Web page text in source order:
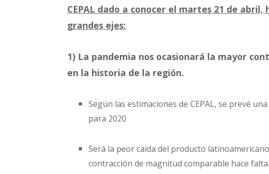
CEPAL dado a conocer el martes 21 de
grandes ejes:
1) La pandemia nos ocasionará la mayor
en la historia de la región.
Según las estimaciones de CEPAL, se prevé
para 2020
Será la peor caída del producto
contracción de magnitud comparable hace